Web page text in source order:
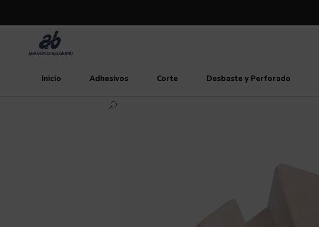
Inicio Adhesivos Corte Desbaste y Perforado